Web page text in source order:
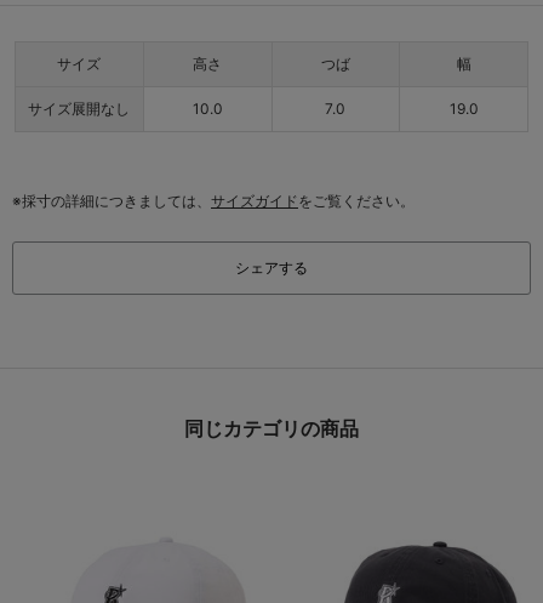
サイズ 高さ つば 幅
サイズ展開なし 10.0 7.0 19.0
※採寸の詳細につきましては、 サイズガイドをご覧ください。
シェアする
同じカテゴリの商品